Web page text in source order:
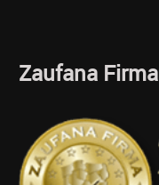
Zaufana Firma